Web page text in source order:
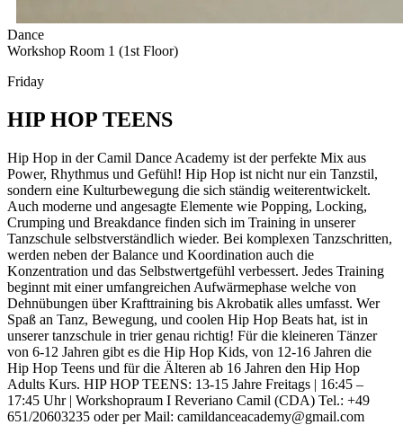
Dance
Workshop Room 1 (1st Floor)
Friday
HIP HOP TEENS
Hip Hop in der Camil Dance Academy ist der perfekte Mix aus
Power, Rhythmus und Gefühl! Hip Hop ist nicht nur ein Tanzstil,
sondern eine Kulturbewegung die sich ständig weiterentwickelt.
Auch moderne und angesagte Elemente wie Popping, Locking,
Crumping und Breakdance finden sich im Training in unserer
Tanzschule selbstverständlich wieder. Bei komplexen Tanzschritten,
werden neben der Balance und Koordination auch die
Konzentration und das Selbstwertgefühl verbessert. Jedes Training
beginnt mit einer umfangreichen Aufwärmephase welche von
Dehnübungen über Krafttraining bis Akrobatik alles umfasst. Wer
Spaß an Tanz, Bewegung, und coolen Hip Hop Beats hat, ist in
unserer tanzschule in trier genau richtig! Für die kleineren Tänzer
von 6-12 Jahren gibt es die Hip Hop Kids, von 12-16 Jahren die
Hip Hop Teens und für die Älteren ab 16 Jahren den Hip Hop
Adults Kurs. HIP HOP TEENS: 13-15 Jahre Freitags | 16:45 –
17:45 Uhr | Workshopraum I Reveriano Camil (CDA) Tel.: +49
651/20603235 oder per Mail: camildanceacademy@gmail.com